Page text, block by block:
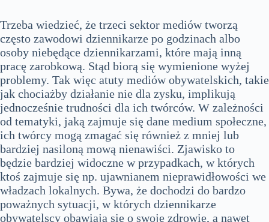
Trzeba wiedzieć, że trzeci sektor mediów tworzą
często zawodowi dziennikarze po godzinach albo
osoby niebędące dziennikarzami, które mają inną
pracę zarobkową. Stąd biorą się wymienione wyżej
problemy. Tak więc atuty mediów obywatelskich, takie
jak chociażby działanie nie dla zysku, implikują
jednocześnie trudności dla ich twórców. W zależności
od tematyki, jaką zajmuje się dane medium społeczne,
ich twórcy mogą zmagać się również z mniej lub
bardziej nasiloną mową nienawiści. Zjawisko to
będzie bardziej widoczne w przypadkach, w których
ktoś zajmuje się np. ujawnianem nieprawidłowości we
władzach lokalnych. Bywa, że dochodzi do bardzo
poważnych sytuacji, w których dziennikarze
obywatelscy obawiają się o swoje zdrowie, a nawet